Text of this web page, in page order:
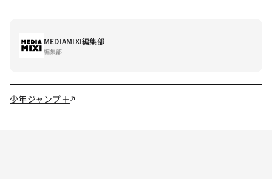
MEDIAMIXI編集部
編集部
少年ジャンプ＋